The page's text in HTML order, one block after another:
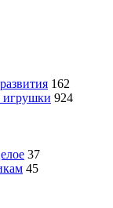
162
924
37
45